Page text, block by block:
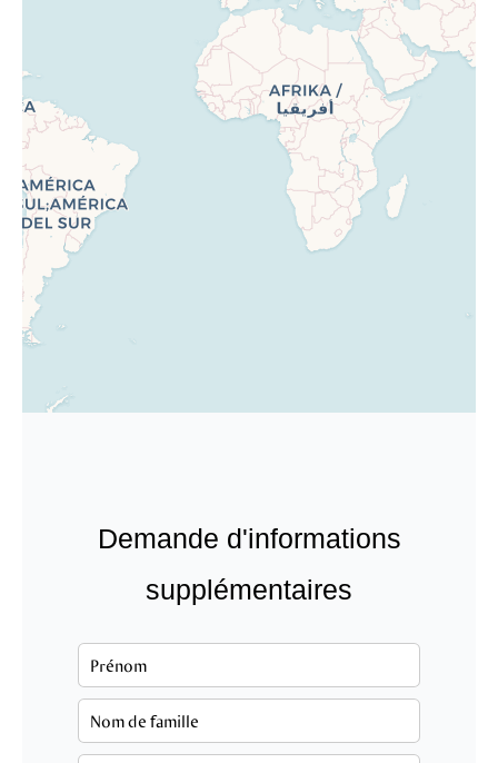
Demande d'informations
supplémentaires